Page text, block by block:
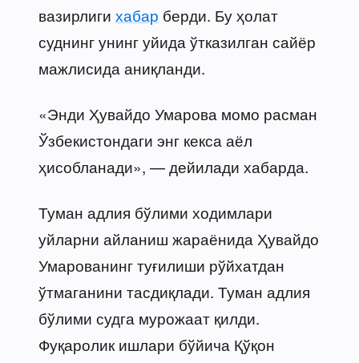
вазирлиги хабар берди. Бу ҳолат
суднинг унинг уйида ўтказилган сайёр
мажлисида аниқланди.
«Энди Ҳувайдо Умарова момо расман
Ўзбекистондаги энг кекса аёл
ҳисобланади», — дейилади хабарда.
Туман адлия бўлими ходимлари
уйларни айланиш жараёнида Ҳувайдо
Умарованинг туғилиши рўйхатдан
ўтмаганини тасдиқлади. Туман адлия
бўлими судга мурожаат қилди.
Фуқаролик ишлари бўйича Қўқон